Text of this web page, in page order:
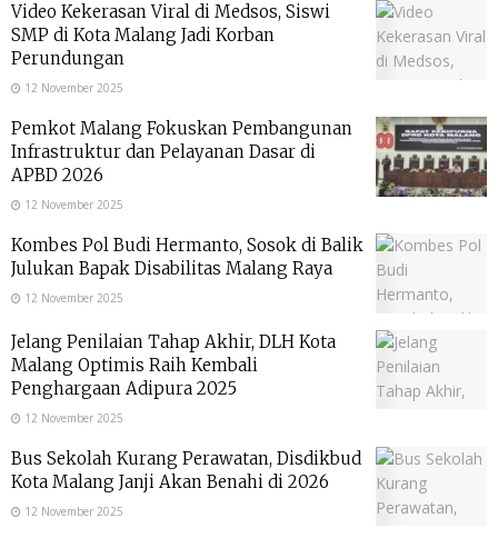
Video Kekerasan Viral di Medsos, Siswi
SMP di Kota Malang Jadi Korban
Perundungan
12 November 2025
Pemkot Malang Fokuskan Pembangunan
Infrastruktur dan Pelayanan Dasar di
APBD 2026
12 November 2025
Kombes Pol Budi Hermanto, Sosok di Balik
Julukan Bapak Disabilitas Malang Raya
12 November 2025
Jelang Penilaian Tahap Akhir, DLH Kota
Malang Optimis Raih Kembali
Penghargaan Adipura 2025
12 November 2025
Bus Sekolah Kurang Perawatan, Disdikbud
Kota Malang Janji Akan Benahi di 2026
12 November 2025